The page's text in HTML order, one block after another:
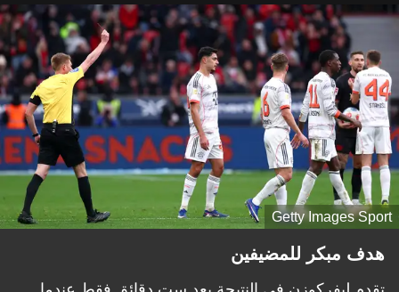
Getty Images Sport
هدف مبكر للمضيفين